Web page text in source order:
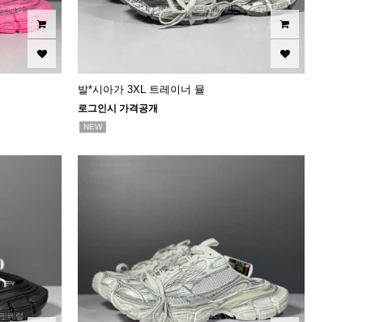
발*시아가 3XL 트레이너 뮬
로그인시 가격공개
NEW